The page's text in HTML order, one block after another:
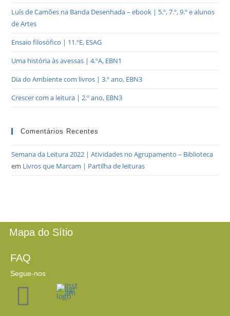
Luís de Camões na Banda Desenhada – ebook | 5.º, 7.º, 9.º e alunos
de Artes
Ensaio filosófico | 11.ºE, ESAG
Uma história às avessas | 4.ºA, EBN1
Dia do Ambiente com livros | 3.º ano, EBN3
Crescer com a leitura | 2.º ano, EBN3
Comentários Recentes
Semana da Leitura 2022 | Atividades no Agrupamento – Biblioteca
em Livros que Marcam | Partilha de leituras
Mapa do Sítio
FAQ
Segue-nos